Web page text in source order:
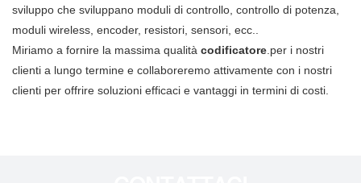
sviluppo che sviluppano moduli di controllo, controllo di potenza,
moduli wireless, encoder, resistori, sensori, ecc..
Miriamo a fornire la massima qualità codificatore.per i nostri
clienti a lungo termine e collaboreremo attivamente con i nostri
clienti per offrire soluzioni efficaci e vantaggi in termini di costi.